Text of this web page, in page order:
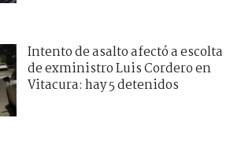
Intento de asalto afectó a escolta
de exministro Luis Cordero en
Vitacura: hay 5 detenidos